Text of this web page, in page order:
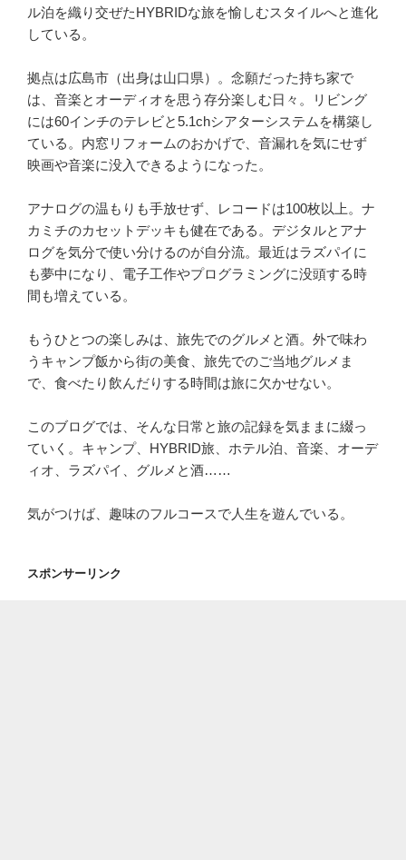
ル泊を織り交ぜたHYBRIDな旅を愉しむスタイルへと進化
している。
拠点は広島市（出身は山口県）。念願だった持ち家で
は、音楽とオーディオを思う存分楽しむ日々。リビング
には60インチのテレビと5.1chシアターシステムを構築し
ている。内窓リフォームのおかげで、音漏れを気にせず
映画や音楽に没入できるようになった。
アナログの温もりも手放せず、レコードは100枚以上。ナ
カミチのカセットデッキも健在である。デジタルとアナ
ログを気分で使い分けるのが自分流。最近はラズパイに
も夢中になり、電子工作やプログラミングに没頭する時
間も増えている。
もうひとつの楽しみは、旅先でのグルメと酒。外で味わ
うキャンプ飯から街の美食、旅先でのご当地グルメま
で、食べたり飲んだりする時間は旅に欠かせない。
このブログでは、そんな日常と旅の記録を気ままに綴っ
ていく。キャンプ、HYBRID旅、ホテル泊、音楽、オーデ
ィオ、ラズパイ、グルメと酒……
気がつけば、趣味のフルコースで人生を遊んでいる。
スポンサーリンク